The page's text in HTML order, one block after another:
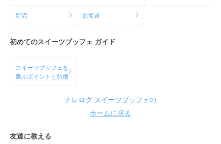
新潟 北海道
初めてのスイーツブッフェ ガイド
スイーツブッフェを
選ぶポイントと特徴
ナレログ スイーツブッフェの
ホームに戻る
友達に教える